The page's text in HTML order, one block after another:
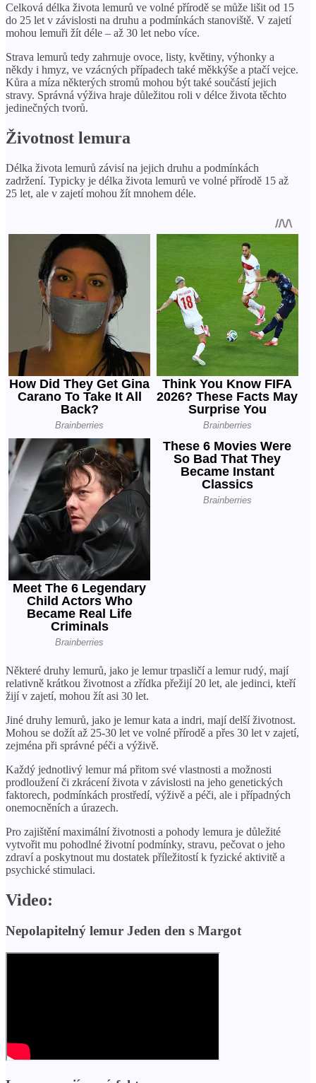
Celková délka života lemurů ve volné přírodě se může lišit od 15
do 25 let v závislosti na druhu a podmínkách stanoviště. V zajetí
mohou lemuři žít déle – až 30 let nebo více.
Strava lemurů tedy zahrnuje ovoce, listy, květiny, výhonky a
někdy i hmyz, ve vzácných případech také měkkýše a ptačí vejce.
Kůra a míza některých stromů mohou být také součástí jejich
stravy. Správná výživa hraje důležitou roli v délce života těchto
jedinečných tvorů.
Životnost lemura
Délka života lemurů závisí na jejich druhu a podmínkách
zadržení. Typicky je délka života lemurů ve volné přírodě 15 až
25 let, ale v zajetí mohou žít mnohem déle.
Některé druhy lemurů, jako je lemur trpasličí a lemur rudý, mají
relativně krátkou životnost a zřídka přežijí 20 let, ale jedinci, kteří
žijí v zajetí, mohou žít asi 30 let.
Jiné druhy lemurů, jako je lemur kata a indri, mají delší životnost.
Mohou se dožít až 25-30 let ve volné přírodě a přes 30 let v zajetí,
zejména při správné péči a výživě.
Každý jednotlivý lemur má přitom své vlastnosti a možnosti
prodloužení či zkrácení života v závislosti na jeho genetických
faktorech, podmínkách prostředí, výživě a péči, ale i případných
onemocněních a úrazech.
Pro zajištění maximální životnosti a pohody lemura je důležité
vytvořit mu pohodlné životní podmínky, stravu, pečovat o jeho
zdraví a poskytnout mu dostatek příležitostí k fyzické aktivitě a
psychické stimulaci.
Video:
Nepolapitelný lemur Jeden den s Margot